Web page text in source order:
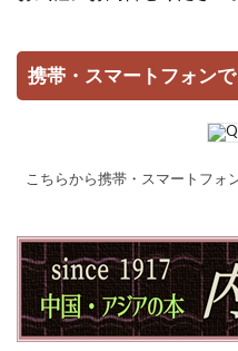
携帯・スマートフォン
こちらから携帯・スマートフォ